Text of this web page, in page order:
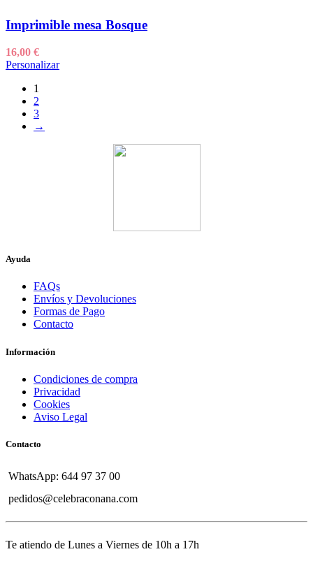
Imprimible mesa Bosque
16,00 €
Personalizar
1
2
3
→
Ayuda
FAQs
Envíos y Devoluciones
Formas de Pago
Contacto
Información
Condiciones de compra
Privacidad
Cookies
Aviso Legal
Contacto
WhatsApp: 644 97 37 00
pedidos@celebraconana.com
Te atiendo de Lunes a Viernes de 10h a 17h